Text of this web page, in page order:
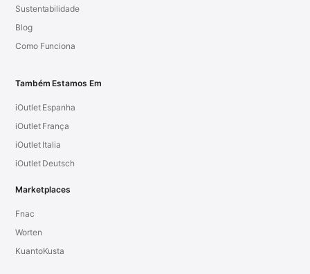
Sustentabilidade
Blog
Como Funciona
Também Estamos Em
iOutlet Espanha
iOutlet França
iOutlet Italia
iOutlet Deutsch
Marketplaces
Fnac
Worten
KuantoKusta